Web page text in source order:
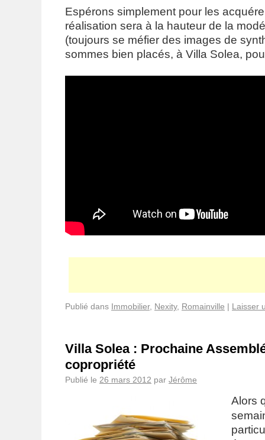
Espérons simplement pour les
réalisation sera à la hauteur de la
(toujours se méfier des images de
sommes bien placés, à Villa Solea,
Publié dans Immobilier, Nexity, Romainville | Laisser
Villa Solea : Prochaine
copropriété
Publié le 26 mars 2012 par Jérôme
Alors